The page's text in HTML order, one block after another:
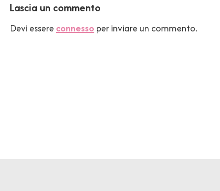
Lascia un commento
Devi essere connesso per inviare un commento.